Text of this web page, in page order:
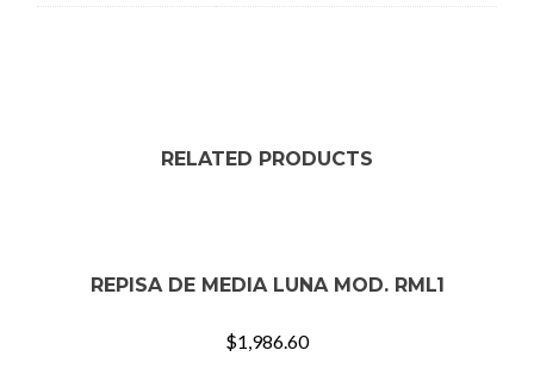
RELATED PRODUCTS
REPISA DE MEDIA LUNA MOD. RML1
$1,986.60